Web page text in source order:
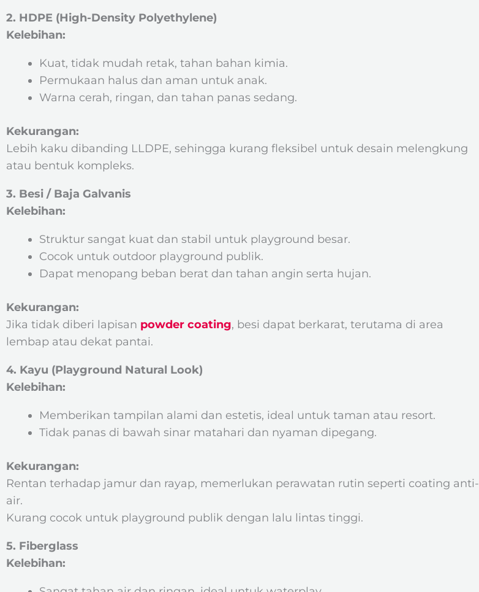
2. HDPE (High-Density Polyethylene)
Kelebihan:
Kuat, tidak mudah retak, tahan bahan kimia.
Permukaan halus dan aman untuk anak.
Warna cerah, ringan, dan tahan panas sedang.
Kekurangan:
Lebih kaku dibanding LLDPE, sehingga kurang fleksibel untuk desain melengkung
atau bentuk kompleks.
3. Besi / Baja Galvanis
Kelebihan:
Struktur sangat kuat dan stabil untuk playground besar.
Cocok untuk outdoor playground publik.
Dapat menopang beban berat dan tahan angin serta hujan.
Kekurangan:
Jika tidak diberi lapisan powder coating, besi dapat berkarat, terutama di area
lembap atau dekat pantai.
4. Kayu (Playground Natural Look)
Kelebihan:
Memberikan tampilan alami dan estetis, ideal untuk taman atau resort.
Tidak panas di bawah sinar matahari dan nyaman dipegang.
Kekurangan:
Rentan terhadap jamur dan rayap, memerlukan perawatan rutin seperti coating anti-
air.
Kurang cocok untuk playground publik dengan lalu lintas tinggi.
5. Fiberglass
Kelebihan: